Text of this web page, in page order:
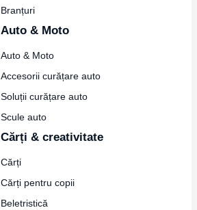
Branțuri
Auto & Moto
Auto & Moto
Accesorii curățare auto
Soluții curățare auto
Scule auto
Cărți & creativitate
Cărți
Cărți pentru copii
Beletristică